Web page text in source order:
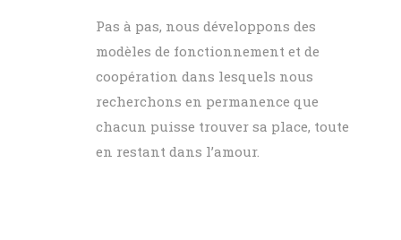
Pas à pas, nous développons des
modèles de fonctionnement et de
coopération dans lesquels nous
recherchons en permanence que
chacun puisse trouver sa place, toute
en restant dans l’amour.